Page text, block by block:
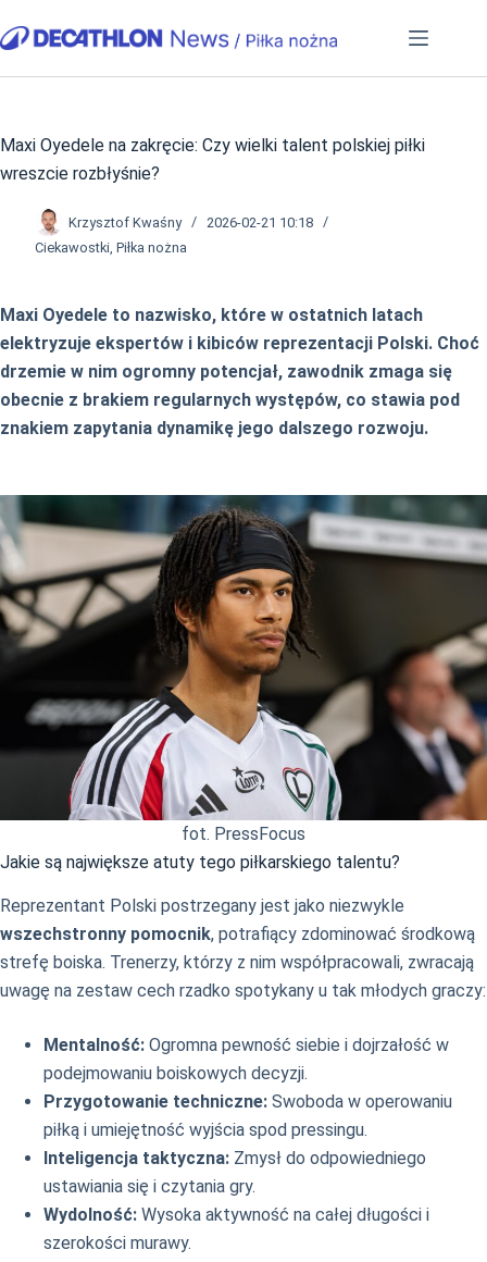
do
Maxi Oyedele na zakręcie: Czy wielki talent polskiej piłki
wreszcie rozbłyśnie?
Krzysztof Kwaśny
2026-02-21 10:18
Ciekawostki, Piłka nożna
Maxi Oyedele to nazwisko, które w ostatnich latach
elektryzuje ekspertów i kibiców reprezentacji Polski. Choć
drzemie w nim ogromny potencjał, zawodnik zmaga się
obecnie z brakiem regularnych występów, co stawia pod
znakiem zapytania dynamikę jego dalszego rozwoju.
fot. PressFocus
Jakie są największe atuty tego piłkarskiego talentu?
Reprezentant Polski postrzegany jest jako niezwykle
wszechstronny pomocnik, potrafiący zdominować środkową
strefę boiska. Trenerzy, którzy z nim współpracowali, zwracają
uwagę na zestaw cech rzadko spotykany u tak młodych graczy:
Mentalność: Ogromna pewność siebie i dojrzałość w
podejmowaniu boiskowych decyzji.
Przygotowanie techniczne: Swoboda w operowaniu
piłką i umiejętność wyjścia spod pressingu.
Inteligencja taktyczna: Zmysł do odpowiedniego
ustawiania się i czytania gry.
Wydolność: Wysoka aktywność na całej długości i
szerokości murawy.